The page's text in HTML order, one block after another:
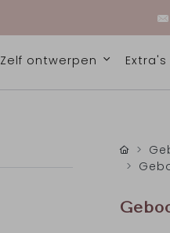
Zelf ontwerpen Extra's